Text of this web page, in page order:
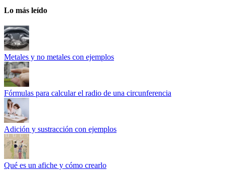
Lo más leído
Metales y no metales con ejemplos
Fórmulas para calcular el radio de una circunferencia
Adición y sustracción con ejemplos
Qué es un afiche y cómo crearlo